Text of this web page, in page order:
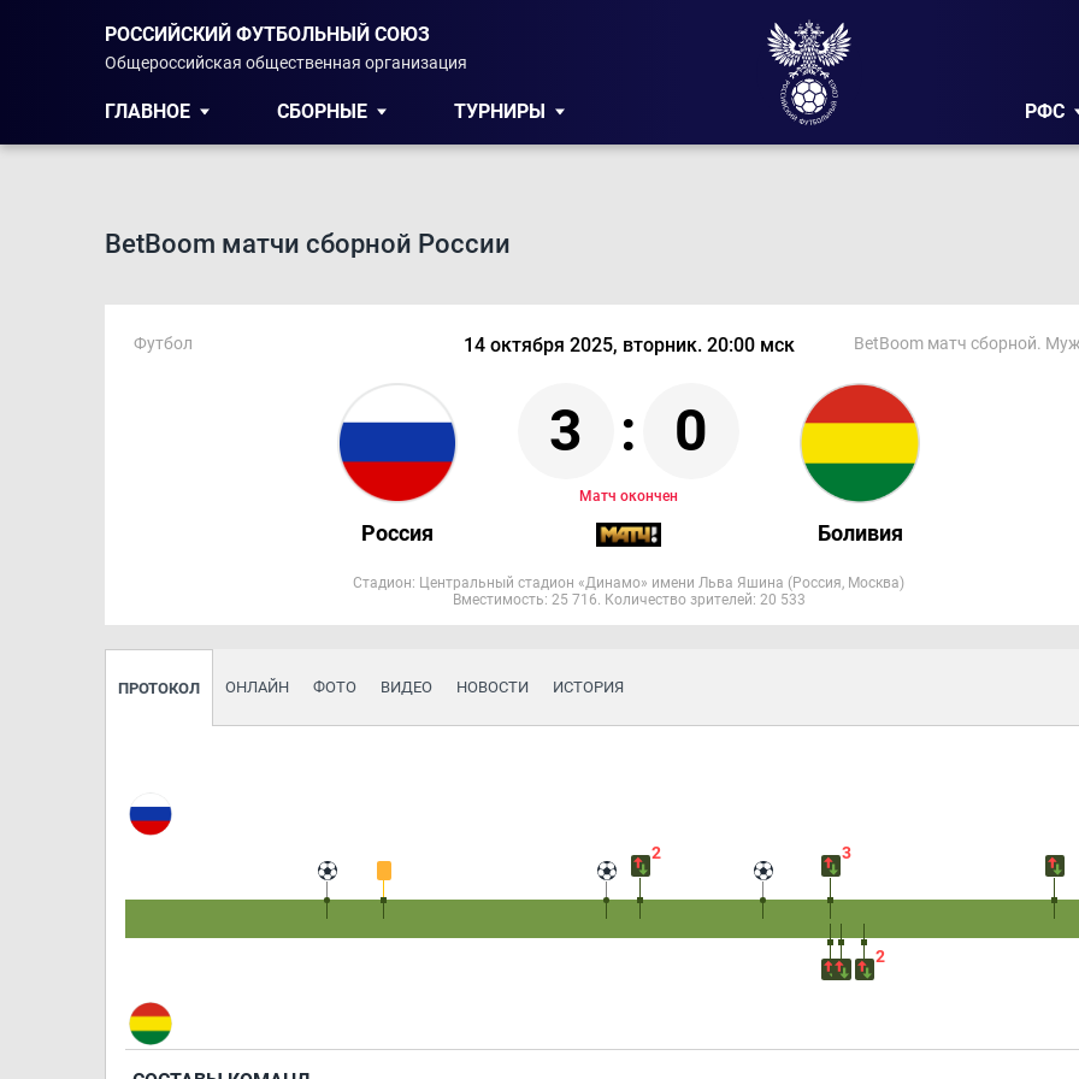
РОССИЙСКИЙ ФУТБОЛЬНЫЙ СОЮЗ
Общероссийская общественная организация
ГЛАВНОЕ СБОРНЫЕ ТУРНИРЫ РФС
BetBoom матчи сборной России
Футбол 14 октября 2025, вторник. 20:00 мск BetBoom матч сборной.
Россия
3 : 0
Матч окончен
Боливия
Стадион: Центральный стадион «Динамо» имени Льва Яшина (Россия, Москва)
Вместимость: 25 716. Количество зрителей: 20 533
ПРОТОКОЛ ОНЛАЙН ФОТО ВИДЕО НОВОСТИ ИСТОРИЯ
2 3
2